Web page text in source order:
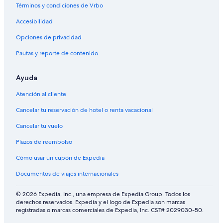
ñ
a
Términos y condiciones de Vrbo
Accesibilidad
Opciones de privacidad
Pautas y reporte de contenido
Ayuda
Atención al cliente
Cancelar tu reservación de hotel o renta vacacional
Cancelar tu vuelo
Plazos de reembolso
Cómo usar un cupón de Expedia
Documentos de viajes internacionales
© 2026 Expedia, Inc., una empresa de Expedia Group. Todos los
derechos reservados. Expedia y el logo de Expedia son marcas
registradas o marcas comerciales de Expedia, Inc. CST# 2029030-50.